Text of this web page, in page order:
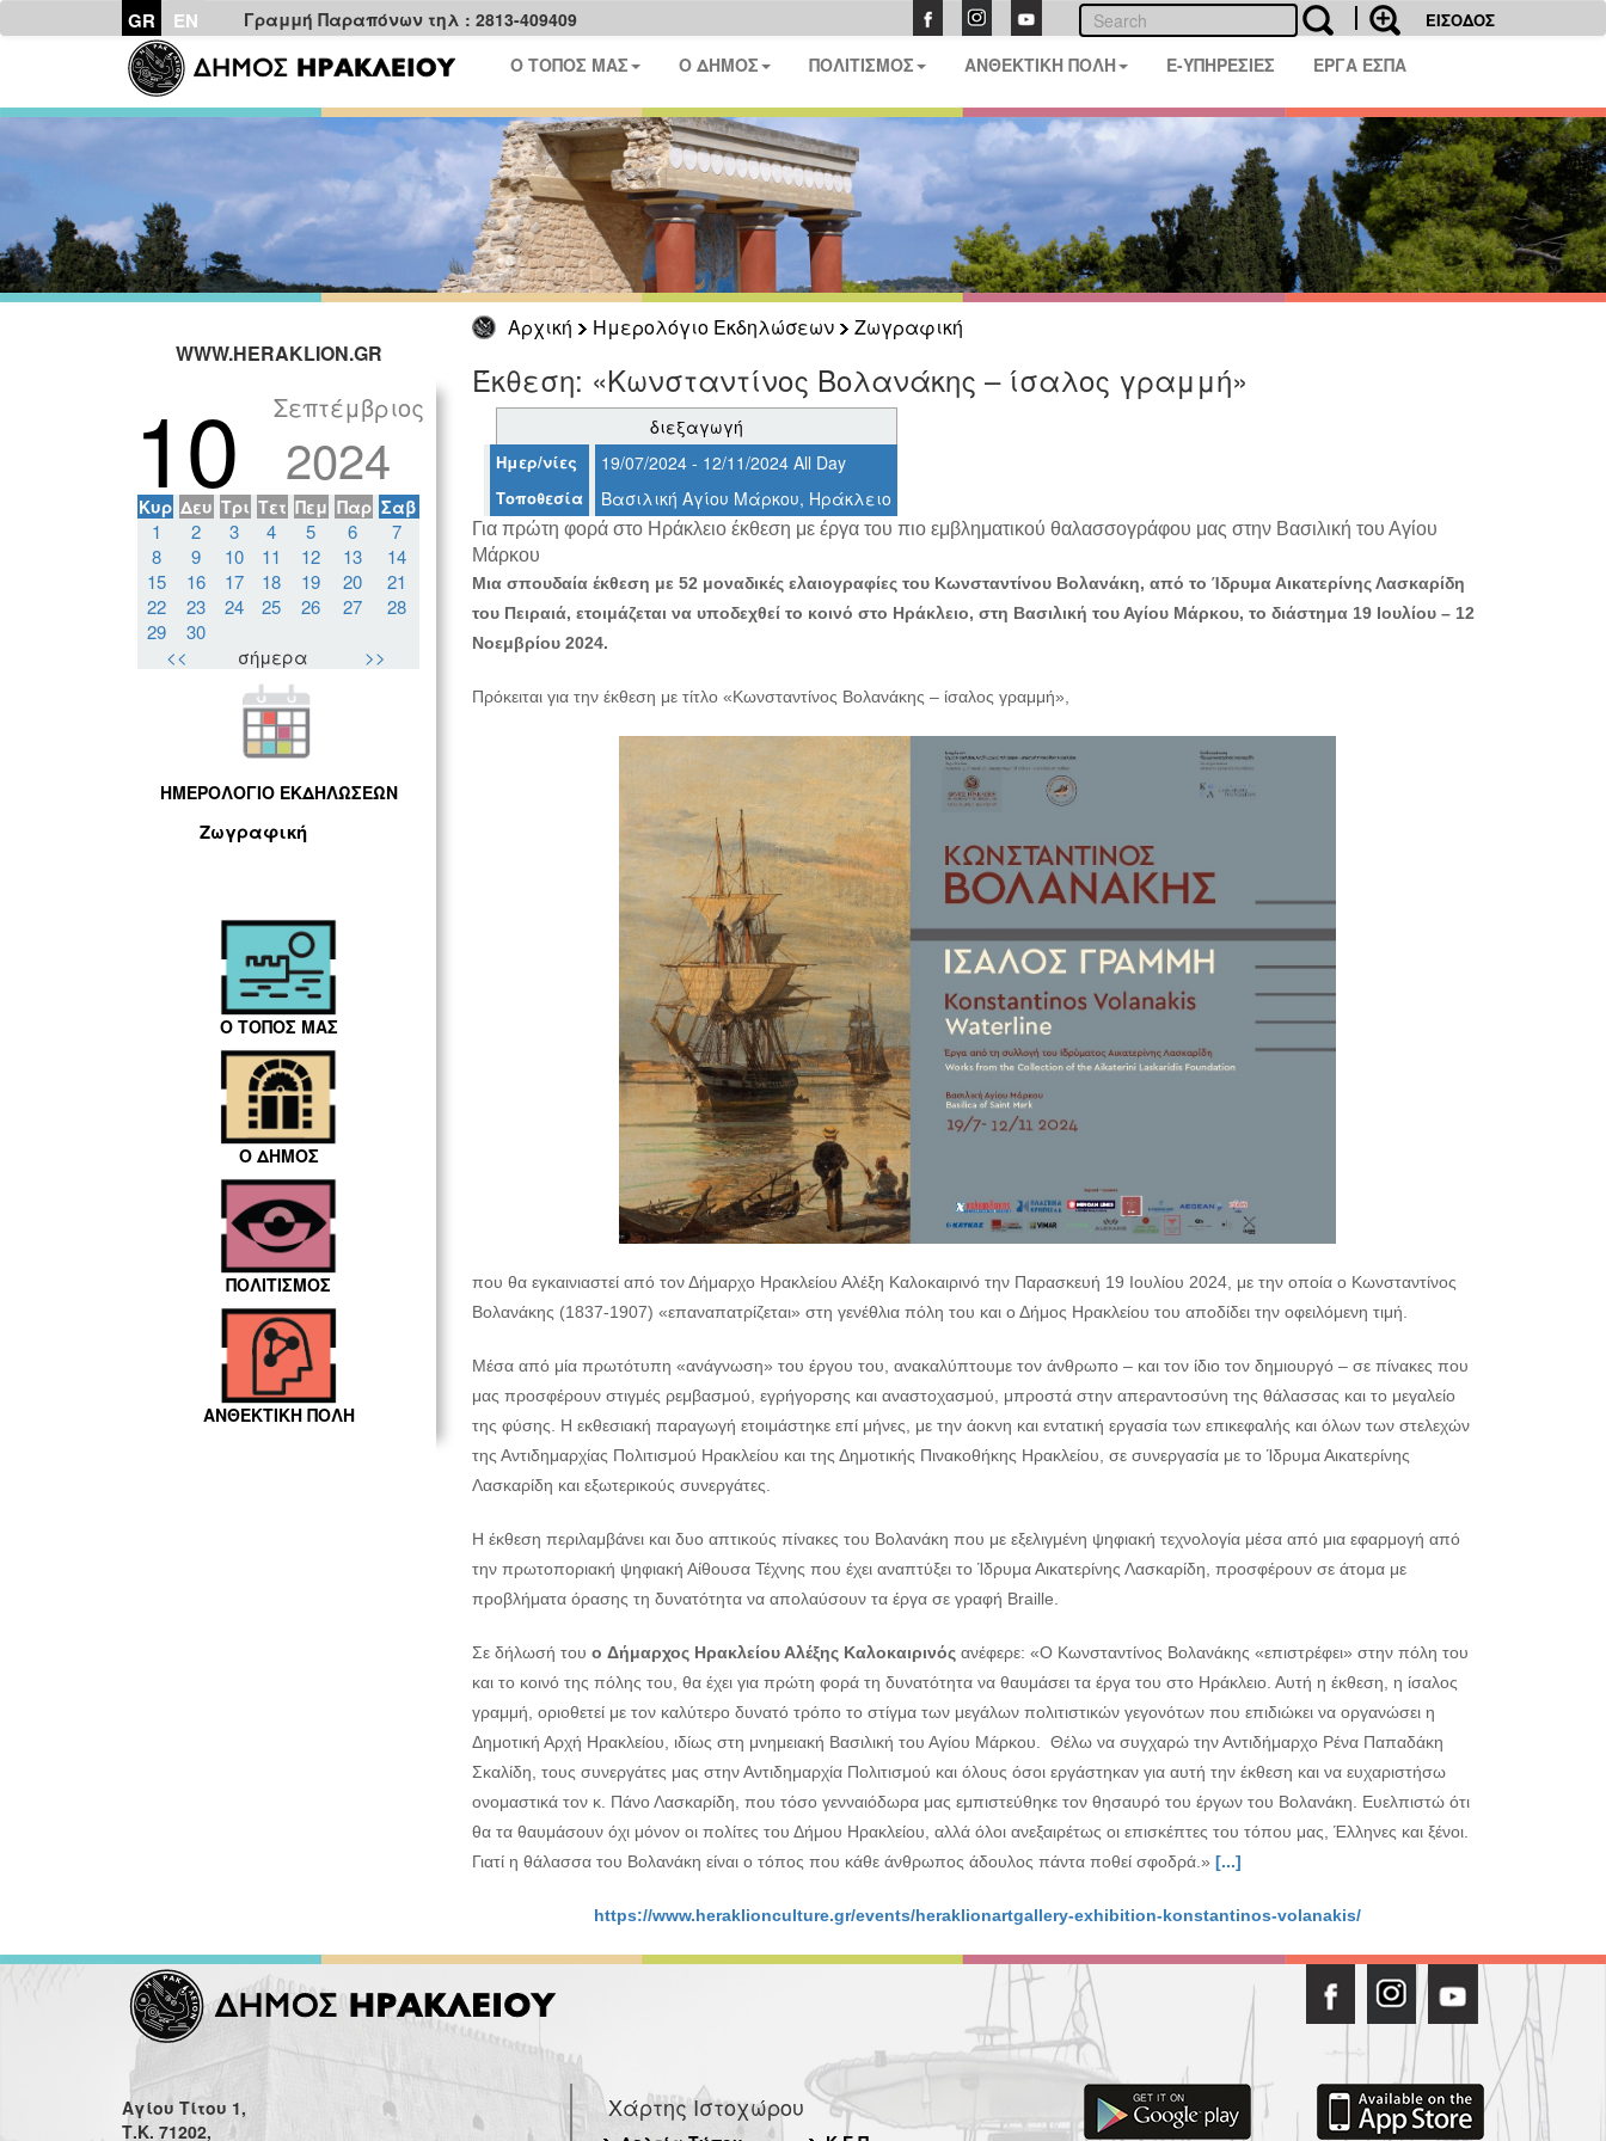
GR EN Γραμμή Παραπόνων τηλ : 2813-409409 ΕΙΣΟΔΟΣ
Ο ΤΟΠΟΣ ΜΑΣ Ο ΔΗΜΟΣ ΠΟΛΙΤΙΣΜΟΣ ΑΝΘΕΚΤΙΚΗ ΠΟΛΗ E-ΥΠΗΡΕΣΙΕΣ ΕΡΓΑ ΕΣΠΑ
Αρχική Ημερολόγιο Εκδηλώσεων
Ζωγραφική
WWW.HERAKLION.GR
10 Σεπτέμβριος
2024
Κυρ Δευ Τρι Τετ Πεμ Παρ Σαβ
1 2 3 4 5 6
7
8
9 10 11 12 13
14
15
16 17 18 19 20
21
22
23 24 25 26 27
28
29
30
<<
σήμερα >>
ΗΜΕΡΟΛΟΓΙΟ ΕΚΔΗΛΩΣΕΩΝ
Ζωγραφική
Ο ΤΟΠΟΣ ΜΑΣ
Ο ΔΗΜΟΣ
ΠΟΛΙΤΙΣΜΟΣ
ΑΝΘΕΚΤΙΚΗ ΠΟΛΗ
Έκθεση: «Κωνσταντίνος Βολανάκης – ίσαλος γραμμή»
διεξαγωγή
Ημερ/νίες 19/07/2024 - 12/11/2024 All Day
Τοποθεσία Βασιλική Αγίου Μάρκου, Ηράκλειο
Για πρώτη φορά στο Ηράκλειο έκθεση με έργα του πιο εμβληματικού θαλασσογράφου μας στην Βασιλική του Αγίου
Μάρκου
Μια σπουδαία έκθεση με 52 μοναδικές ελαιογραφίες του Κωνσταντίνου Βολανάκη, από το Ίδρυμα Αικατερίνης Λασκαρίδη
του Πειραιά, ετοιμάζεται να υποδεχθεί το κοινό στο Ηράκλειο, στη Βασιλική του Αγίου Μάρκου, το διάστημα 19 Ιουλίου – 12
Νοεμβρίου 2024.
Πρόκειται για την έκθεση με τίτλο «Κωνσταντίνος Βολανάκης – ίσαλος γραμμή»,
που θα εγκαινιαστεί από τον Δήμαρχο Ηρακλείου Αλέξη Καλοκαιρινό την Παρασκευή 19 Ιουλίου 2024, με την οποία ο Κωνσταντίνος
Βολανάκης (1837-1907) «επαναπατρίζεται» στη γενέθλια πόλη του και ο Δήμος Ηρακλείου του αποδίδει την οφειλόμενη τιμή.
Μέσα από μία πρωτότυπη «ανάγνωση» του έργου του, ανακαλύπτουμε τον άνθρωπο – και τον ίδιο τον δημιουργό – σε πίνακες που
μας προσφέρουν στιγμές ρεμβασμού, εγρήγορσης και αναστοχασμού, μπροστά στην απεραντοσύνη της θάλασσας και το μεγαλείο
της φύσης. Η εκθεσιακή παραγωγή ετοιμάστηκε επί μήνες, με την άοκνη και εντατική εργασία των επικεφαλής και όλων των στελεχών
της Αντιδημαρχίας Πολιτισμού Ηρακλείου και της Δημοτικής Πινακοθήκης Ηρακλείου, σε συνεργασία με το Ίδρυμα Αικατερίνης
Λασκαρίδη και εξωτερικούς συνεργάτες.
H έκθεση περιλαμβάνει και δυο απτικούς πίνακες του Βολανάκη που με εξελιγμένη ψηφιακή τεχνολογία μέσα από μια εφαρμογή από
την πρωτοποριακή ψηφιακή Αίθουσα Τέχνης που έχει αναπτύξει το Ίδρυμα Αικατερίνης Λασκαρίδη, προσφέρουν σε άτομα με
προβλήματα όρασης τη δυνατότητα να απολαύσουν τα έργα σε γραφή Braille.
Σε δήλωσή του ο Δήμαρχος Ηρακλείου Αλέξης Καλοκαιρινόςανέφερε: «Ο Κωνσταντίνος Βολανάκης «επιστρέφει» στην πόλη του
και το κοινό της πόλης του, θα έχει για πρώτη φορά τη δυνατότητα να θαυμάσει τα έργα του στο Ηράκλειο. Αυτή η έκθεση, η ίσαλος
γραμμή, οριοθετεί με τον καλύτερο δυνατό τρόπο το στίγμα των μεγάλων πολιτιστικών γεγονότων που επιδιώκει να οργανώσει η
Δημοτική Αρχή Ηρακλείου, ιδίως στη μνημειακή Βασιλική του Αγίου Μάρκου. Θέλω να συγχαρώ την Αντιδήμαρχο Ρένα Παπαδάκη
Σκαλίδη, τους συνεργάτες μας στην Αντιδημαρχία Πολιτισμού και όλους όσοι εργάστηκαν για αυτή την έκθεση και να ευχαριστήσω
ονομαστικά τον κ. Πάνο Λασκαρίδη, που τόσο γενναιόδωρα μας εμπιστεύθηκε τον θησαυρό του έργων του Βολανάκη. Ευελπιστώ ότι
θα τα θαυμάσουν όχι μόνον οι πολίτες του Δήμου Ηρακλείου, αλλά όλοι ανεξαιρέτως οι επισκέπτες του τόπου μας, Έλληνες και ξένοι.
Γιατί η θάλασσα του Βολανάκη είναι ο τόπος που κάθε άνθρωπος άδουλος πάντα ποθεί σφοδρά.» [...]
https://www.heraklionculture.gr/events/heraklionartgallery-exhibition-konstantinos-volanakis/
Αγίου Τίτου 1,
Τ.Κ. 71202,
Χάρτης Ιστοχώρου